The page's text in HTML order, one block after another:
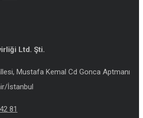
Ltd. Şti.
Mustafa Kemal Cd Gonca Aptmanı
İstanbul
81